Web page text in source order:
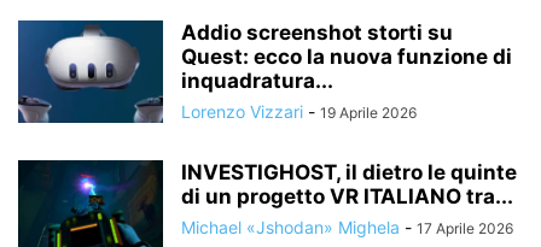
Addio screenshot storti su
Quest: ecco la nuova funzione di
inquadratura...
Lorenzo Vizzari - 19 Aprile 2026
INVESTIGHOST, il dietro le quinte
di un progetto VR ITALIANO tra...
Michael «Jshodan» Mighela - 17 Aprile 2026